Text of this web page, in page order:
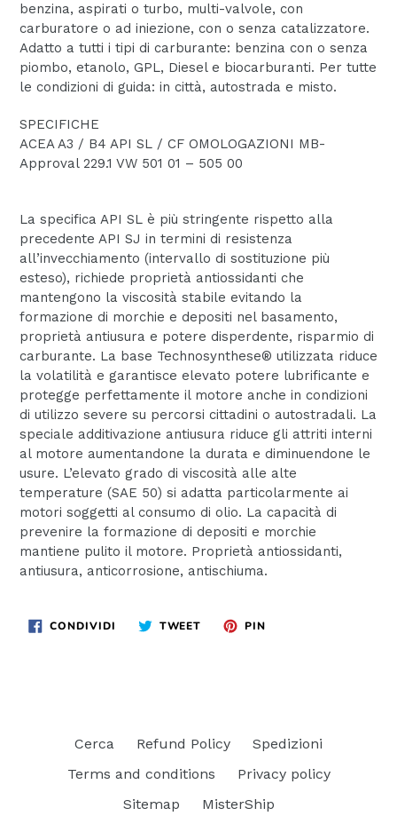
benzina, aspirati o turbo, multi-valvole, con
carburatore o ad iniezione, con o senza catalizzatore.
Adatto a tutti i tipi di carburante: benzina con o senza
piombo, etanolo, GPL, Diesel e biocarburanti. Per tutte
le condizioni di guida: in città, autostrada e misto.
SPECIFICHE
ACEA A3 / B4 API SL / CF OMOLOGAZIONI MB-
Approval 229.1 VW 501 01 – 505 00
La specifica API SL è più stringente rispetto alla
precedente API SJ in termini di resistenza
all’invecchiamento (intervallo di sostituzione più
esteso), richiede proprietà antiossidanti che
mantengono la viscosità stabile evitando la
formazione di morchie e depositi nel basamento,
proprietà antiusura e potere disperdente, risparmio di
carburante. La base Technosynthese® utilizzata riduce
la volatilità e garantisce elevato potere lubrificante e
protegge perfettamente il motore anche in condizioni
di utilizzo severe su percorsi cittadini o autostradali. La
speciale additivazione antiusura riduce gli attriti interni
al motore aumentandone la durata e diminuendone le
usure. L’elevato grado di viscosità alle alte
temperature (SAE 50) si adatta particolarmente ai
motori soggetti al consumo di olio. La capacità di
prevenire la formazione di depositi e morchie
mantiene pulito il motore. Proprietà antiossidanti,
antiusura, anticorrosione, antischiuma.
CONDIVIDI CONDIVIDITWEET TWITTAPIN
Cerca Refund Policy
Spedizioni
Terms and conditions
Privacy policy
Sitemap
MisterShip